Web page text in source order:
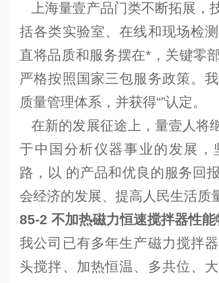
上海量壹产品门类不断拓展，
括各类实验室、在线和现场检
直将品质和服务摆在*，关键零
严格按照国家三包服务政策。
质量管理体系，并获得“”认定。
在新的发展征途上，量壹人将
于中国分析仪器事业的发展，
路，以 的产品和优良的服务回
会经济的发展、提高人民生活质
85-2 不加热磁力恒速搅拌器性
我公司已有多年生产磁力搅拌
头搅拌、加热恒温、多共位、